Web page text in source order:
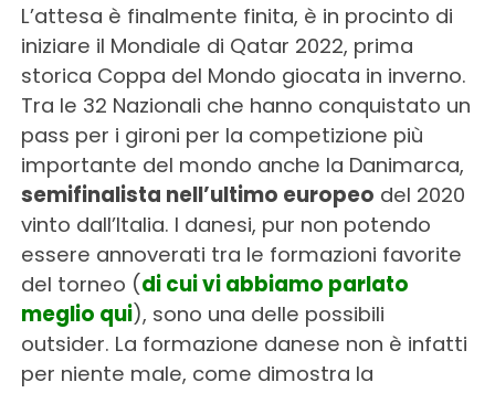
L’attesa è finalmente finita, è in procinto di
iniziare il Mondiale di Qatar 2022, prima
storica Coppa del Mondo giocata in inverno.
Tra le 32 Nazionali che hanno conquistato un
pass per i gironi per la competizione più
importante del mondo anche la Danimarca,
semifinalista nell’ultimo europeo del 2020
vinto dall’Italia. I danesi, pur non potendo
essere annoverati tra le formazioni favorite
del torneo (di cui vi abbiamo parlato
meglio qui), sono una delle possibili
outsider. La formazione danese non è infatti
per niente male, come dimostra la